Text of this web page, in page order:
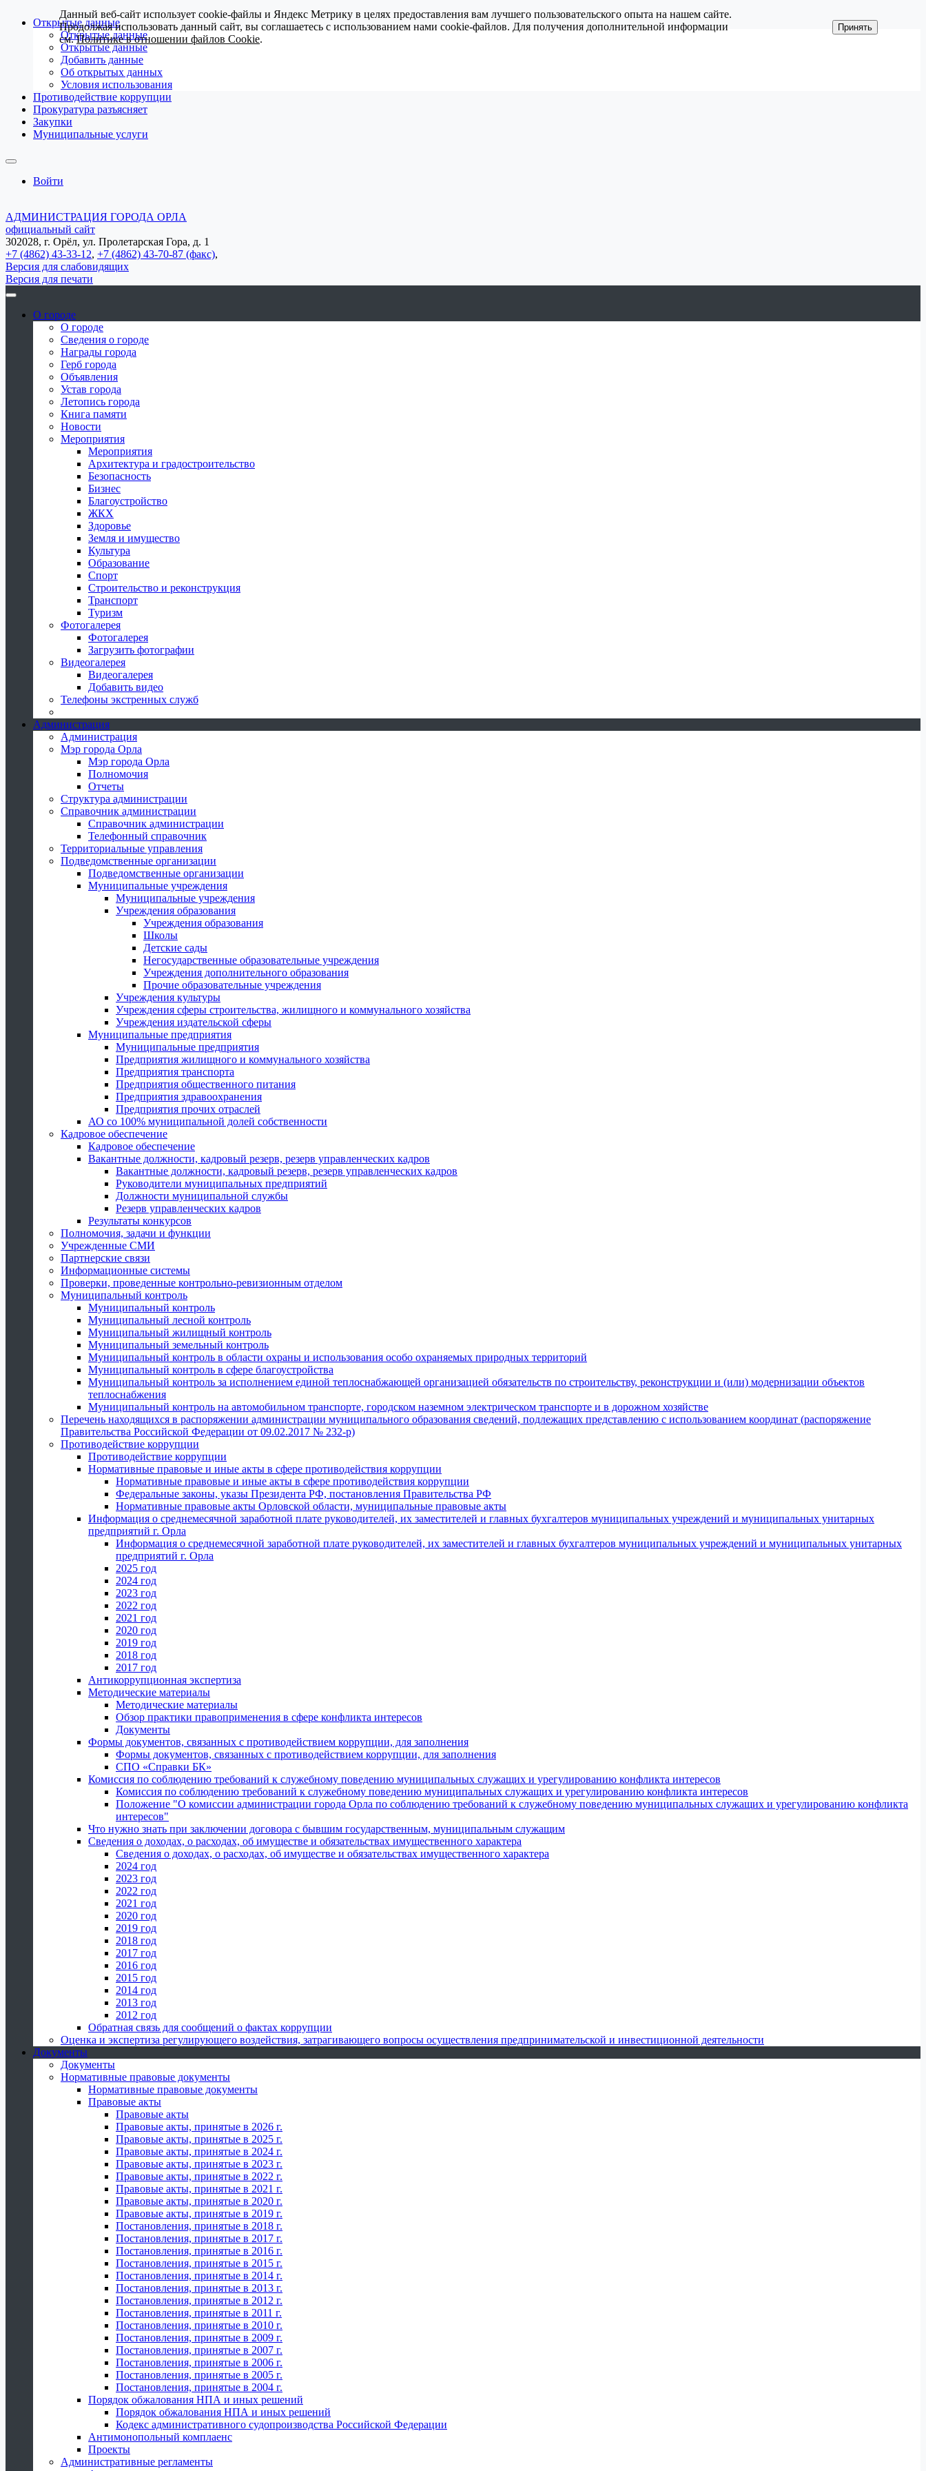
Открытые данные
Открытые данные
Открытые данные
Добавить данные
Об открытых данных
Условия использования
Противодействие коррупции
Прокуратура разъясняет
Закупки
Муниципальные услуги
Войти
АДМИНИСТРАЦИЯ ГОРОДА ОРЛА
официальный сайт
302028, г. Орёл, ул. Пролетарская Гора, д. 1
+7 (4862) 43-33-12, +7 (4862) 43-70-87 (факс),
Версия для слабовидящих
Версия для печати
О городе
О городе
Сведения о городе
Награды города
Герб города
Объявления
Устав города
Летопись города
Книга памяти
Новости
Мероприятия
Мероприятия
Архитектура и градостроительство
Безопасность
Бизнес
Благоустройство
ЖКХ
Здоровье
Земля и имущество
Культура
Образование
Спорт
Строительство и реконструкция
Транспорт
Туризм
Фотогалерея
Фотогалерея
Загрузить фотографии
Видеогалерея
Видеогалерея
Добавить видео
Телефоны экстренных служб
Администрация
Администрация
Мэр города Орла
Мэр города Орла
Полномочия
Отчеты
Структура администрации
Справочник администрации
Справочник администрации
Телефонный справочник
Территориальные управления
Подведомственные организации
Подведомственные организации
Муниципальные учреждения
Муниципальные учреждения
Учреждения образования
Учреждения образования
Школы
Детские сады
Негосударственные образовательные учреждения
Учреждения дополнительного образования
Прочие образовательные учреждения
Учреждения культуры
Учреждения сферы строительства, жилищного и коммунального хозяйства
Учреждения издательской сферы
Муниципальные предприятия
Муниципальные предприятия
Предприятия жилищного и коммунального хозяйства
Предприятия транспорта
Предприятия общественного питания
Предприятия здравоохранения
Предприятия прочих отраслей
АО со 100% муниципальной долей собственности
Кадровое обеспечение
Кадровое обеспечение
Вакантные должности, кадровый резерв, резерв управленческих кадров
Вакантные должности, кадровый резерв, резерв управленческих кадров
Руководители муниципальных предприятий
Должности муниципальной службы
Резерв управленческих кадров
Результаты конкурсов
Полномочия, задачи и функции
Учрежденные СМИ
Партнерские связи
Информационные системы
Проверки, проведенные контрольно-ревизионным отделом
Муниципальный контроль
Муниципальный контроль
Муниципальный лесной контроль
Муниципальный жилищный контроль
Муниципальный земельный контроль
Муниципальный контроль в области охраны и использования особо охраняемых природных территорий
Муниципальный контроль в сфере благоустройства
Муниципальный контроль за исполнением единой теплоснабжающей организацией обязательств по строительству, реконструкции и (или) модернизации объектов
теплоснабжения
Муниципальный контроль на автомобильном транспорте, городском наземном электрическом транспорте и в дорожном хозяйстве
Перечень находящихся в распоряжении администрации муниципального образования сведений, подлежащих представлению с использованием координат (распоряжение
Правительства Российской Федерации от 09.02.2017 № 232-р)
Противодействие коррупции
Противодействие коррупции
Нормативные правовые и иные акты в сфере противодействия коррупции
Нормативные правовые и иные акты в сфере противодействия коррупции
Федеральные законы, указы Президента РФ, постановления Правительства РФ
Нормативные правовые акты Орловской области, муниципальные правовые акты
Информация о среднемесячной заработной плате руководителей, их заместителей и главных бухгалтеров муниципальных учреждений и муниципальных унитарных
предприятий г. Орла
Информация о среднемесячной заработной плате руководителей, их заместителей и главных бухгалтеров муниципальных учреждений и муниципальных унитарных
предприятий г. Орла
2025 год
2024 год
2023 год
2022 год
2021 год
2020 год
2019 год
2018 год
2017 год
Антикоррупционная экспертиза
Методические материалы
Методические материалы
Обзор практики правоприменения в сфере конфликта интересов
Документы
Формы документов, связанных с противодействием коррупции, для заполнения
Формы документов, связанных с противодействием коррупции, для заполнения
СПО «Справки БК»
Комиссия по соблюдению требований к служебному поведению муниципальных служащих и урегулированию конфликта интересов
Комиссия по соблюдению требований к служебному поведению муниципальных служащих и урегулированию конфликта интересов
Положение "О комиссии администрации города Орла по соблюдению требований к служебному поведению муниципальных служащих и урегулированию конфликта
интересов"
Что нужно знать при заключении договора с бывшим государственным, муниципальным служащим
Сведения о доходах, о расходах, об имуществе и обязательствах имущественного характера
Сведения о доходах, о расходах, об имуществе и обязательствах имущественного характера
2024 год
2023 год
2022 год
2021 год
2020 год
2019 год
2018 год
2017 год
2016 год
2015 год
2014 год
2013 год
2012 год
Обратная связь для сообщений о фактах коррупции
Оценка и экспертиза регулирующего воздействия, затрагивающего вопросы осуществления предпринимательской и инвестиционной деятельности
Документы
Документы
Нормативные правовые документы
Нормативные правовые документы
Правовые акты
Правовые акты
Правовые акты, принятые в 2026 г.
Правовые акты, принятые в 2025 г.
Правовые акты, принятые в 2024 г.
Правовые акты, принятые в 2023 г.
Правовые акты, принятые в 2022 г.
Правовые акты, принятые в 2021 г.
Правовые акты, принятые в 2020 г.
Правовые акты, принятые в 2019 г.
Постановления, принятые в 2018 г.
Постановления, принятые в 2017 г.
Постановления, принятые в 2016 г.
Постановления, принятые в 2015 г.
Постановления, принятые в 2014 г.
Постановления, принятые в 2013 г.
Постановления, принятые в 2012 г.
Постановления, принятые в 2011 г.
Постановления, принятые в 2010 г.
Постановления, принятые в 2009 г.
Постановления, принятые в 2007 г.
Постановления, принятые в 2006 г.
Постановления, принятые в 2005 г.
Постановления, принятые в 2004 г.
Порядок обжалования НПА и иных решений
Порядок обжалования НПА и иных решений
Кодекс административного судопроизводства Российской Федерации
Антимонопольный комплаенс
Проекты
Административные регламенты
Данный веб-сайт использует cookie-файлы и Яндекс Метрику в целях предоставления вам лучшего пользовательского опыта на нашем сайте.
Продолжая использовать данный сайт, вы соглашаетесь с использованием нами cookie-файлов. Для получения дополнительной информации
см.Политике в отношении файлов Cookie.
Принять